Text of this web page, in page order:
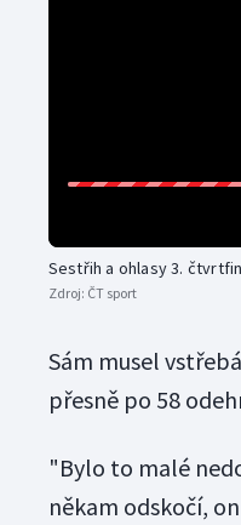
Sestřih a ohlasy 3.
Zdroj: ČT sport
Sám musel
přesně po 58
"Bylo to malé
někam odskočí,